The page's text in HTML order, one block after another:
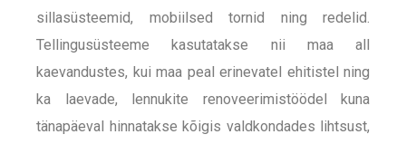
sillasüsteemid, mobiilsed tornid ning redelid.
Tellingusüsteeme kasutatakse nii maa all
kaevandustes, kui maa peal erinevatel ehitistel ning
ka laevade, lennukite renoveerimistöödel kuna
tänapäeval hinnatakse kõigis valdkondades lihtsust,